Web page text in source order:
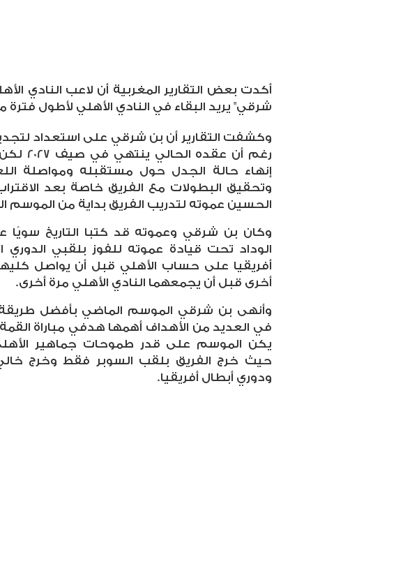
أكدت بعض التقارير المغربية أن لاعب النادي
شرقي" يريد البقاء في النادي الأهلي لأطول فترة
وكشفت التقارير أن بن شرقي على استعداد
رغم أن
إنهاء حالة الجدل حول مستقبله ومواصلة
وتحقيق البطولات مع الفريق خاصة بعد
الحسين عموته لتدريب الفريق بداية من الموسم
وكان بن شرقي وعموته قد كتبا التاريخ سويًا
الوداد تحت قيادة عموته للفوز بلقبي الدوري
أفريقيا على حساب الأهلي قبل أن يواصل
أخرى قبل أن يجمعهما النادي الأهلي مرة أخرى.
وأنهى بن شرقي الموسم الماضي بأفضل
في العديد من الأهداف أهمها هدفي مباراة
يكن الموسم على قدر طموحات جماهير
حيث خرج الفريق بلقب السوبر فقط وخرج
ودوري أبطال أفريقيا.